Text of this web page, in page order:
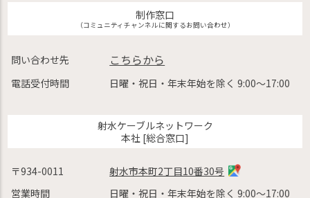
制作窓口
（コミュニティチャンネルに関するお問い合わせ）
問い合わせ先 こちらから
電話受付時間 日曜・祝日・年末年始を除く 9:00〜17:00
射水ケーブルネットワーク
本社 [総合窓口]
〒934-0011
射水市本町2丁目10番30号
営業時間
日曜・祝日・年末年始を除く 9:00〜17:00